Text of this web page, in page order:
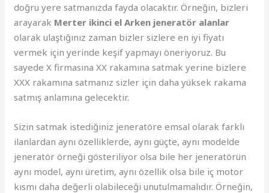
doğru yere satmanızda fayda olacaktır. Örneğin, bizleri
arayarak Merter ikinci el Arken jeneratör alanlar
olarak ulaştığınız zaman bizler sizlere en iyi fiyatı
vermek için yerinde keşif yapmayı öneriyoruz. Bu
sayede X firmasına XX rakamına satmak yerine bizlere
XXX rakamına satmanız sizler için daha yüksek rakama
satmış anlamına gelecektir.
Sizin satmak istediğiniz jeneratöre emsal olarak farklı
ilanlardan aynı özelliklerde, aynı güçte, aynı modelde
jeneratör örneği gösteriliyor olsa bile her jeneratörün
aynı model, aynı üretim, aynı özellik olsa bile iç motor
kısmı daha değerli olabileceği unutulmamalıdır. Örneğin,